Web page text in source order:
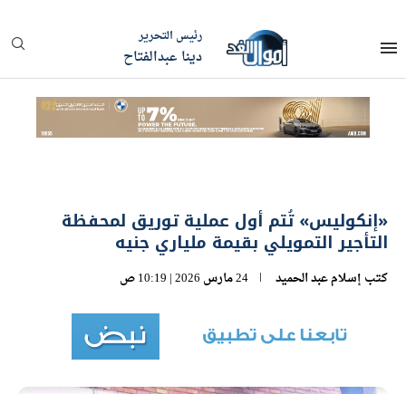
رئيس التحرير
دينا عبدالفتاح
«إنكوليس» تُتم أول عملية توريق لمحفظة
التأجير التمويلي بقيمة ملياري جنيه
كتب إسلام عبد الحميد 24 مارس 2026 | 10:19 ص